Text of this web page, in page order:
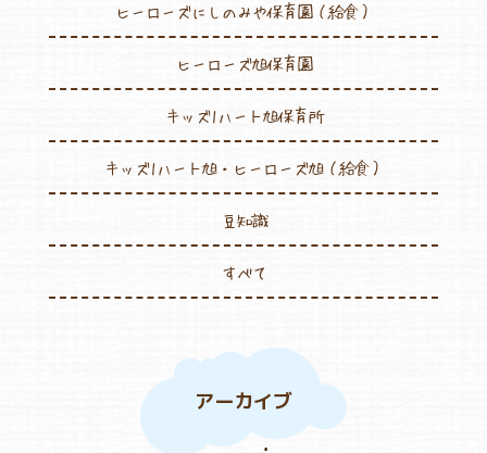
ヒーローズにしのみや保育園（給食）
ヒーローズ旭保育園
キッズ1ハート旭保育所
キッズ1ハート旭・ヒーローズ旭（給食）
豆知識
すべて
アーカイブ